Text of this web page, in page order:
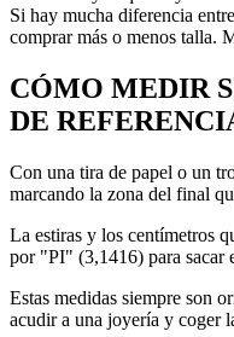
Si hay mucha diferencia
comprar más o menos talla.
CÓMO MEDIR
DE
Con una tira de papel o un
marcando la zona del final
La estiras y los centímetros
por "PI" (3,1416) para sacar
Estas medidas siempre son
acudir a una joyería y coger